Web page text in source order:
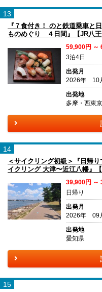
13
『７食付き！ のと鉄道乗車と
ものめぐり ４日間』【JR八
59,900円 ～
3泊4日
出発月
2026年 10
出発地
多摩・西東
14
＜サイクリング初級＞『日帰
イクリング 大津〜近江八幡』【
39,900円 ～
日帰り
出発月
2026年 09
出発地
愛知県
15